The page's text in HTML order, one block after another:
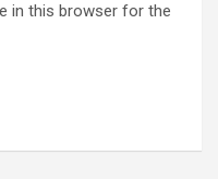
in this browser for the